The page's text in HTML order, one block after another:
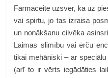
Farmaceite uzsver, ka uz
vai spirtu, jo tas izraisa
un nonākšanu cilvēka
Laimas slimību vai ērču
tikai mehāniski – ar
(arī to ir vērts iegādāties